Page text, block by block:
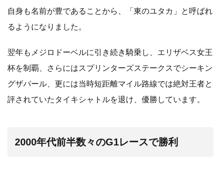
自身も名前が豊であることから、「東のユタカ」と呼ばれ
るようになりました。
翌年もメジロドーベルに引き続き騎乗し、エリザベス女王
杯を制覇、さらにはスプリンターズステークスでシーキン
グザパール、更には当時短距離マイル路線では絶対王者と
評されていたタイキシャトルを退け、優勝しています。
2000年代前半数々のG1レースで勝利